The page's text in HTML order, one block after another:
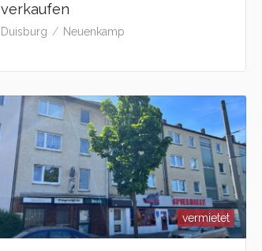
verkaufen
Duisburg Neuenkamp
vermietet